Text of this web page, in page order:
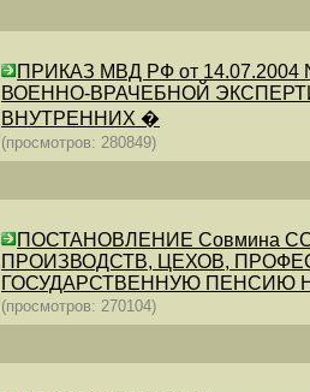
ПРИКАЗ МВД РФ от
ВОЕННО-ВРАЧЕБНОЙ
ВНУТРЕННИХ �
(просмотров: 280849)
ПОСТАНОВЛЕНИЕ Совмина
ПРОИЗВОДСТВ, ЦЕХОВ,
ГОСУДАРСТВЕННУЮ ПЕНСИЮ Н
(просмотров: 270104)